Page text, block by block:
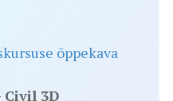
õppekava
Civil 3D